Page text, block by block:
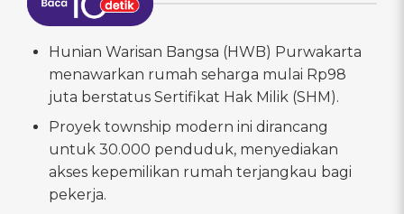
Hunian Warisan Bangsa (HWB) Purwakarta
menawarkan rumah seharga mulai Rp98
juta berstatus Sertifikat Hak Milik (SHM).
Proyek township modern ini dirancang
untuk 30.000 penduduk, menyediakan
akses kepemilikan rumah terjangkau bagi
pekerja.